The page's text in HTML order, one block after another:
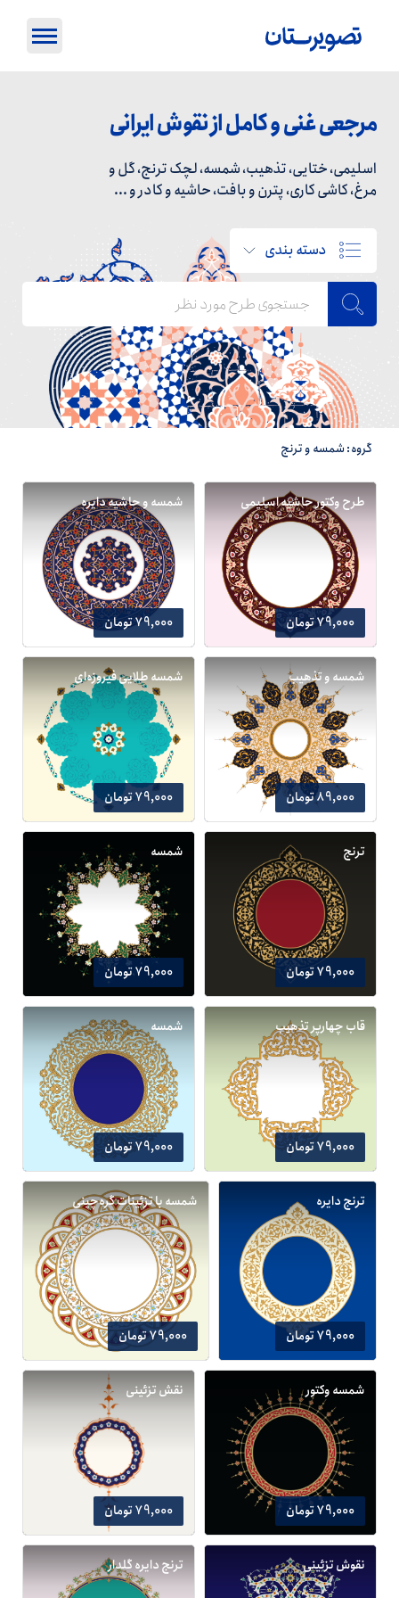
مرجعی غنی و کامل از نقوش ایرانی
اسلیمی، ختایی، تذهیب، شمسه، لچک ترنج، گل و
مرغ، کاشی کاری، پترن و بافت، حاشیه و کادر و ...
دسته بندی
گروه: شمسه و ترنج
طرح وکتور حاشیه اسلیمی
79,000 تومان
شمسه و حاشیه دایره
79,000 تومان
شمسه و تذهیب
89,000 تومان
شمسه طلایی فیروزه‌ای
79,000 تومان
ترنج
79,000 تومان
شمسه
79,000 تومان
قاب چهارپر تذهیب
79,000 تومان
شمسه
79,000 تومان
ترنج دایره
79,000 تومان
شمسه با تزئینات گره‌چینی
79,000 تومان
شمسه وکتور
79,000 تومان
نقش تزئینی
79,000 تومان
نقوش تزئینی ترنج دایره گلدار